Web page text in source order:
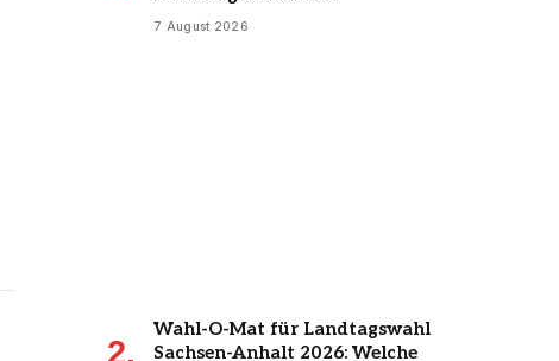
7 August 2026
Wahl-O-Mat für Landtagswahl
Sachsen-Anhalt 2026: Welche